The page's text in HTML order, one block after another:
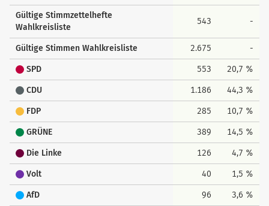
Gültige Stimmzettelhefte
Wahlkreisliste
543 -
Gültige Stimmen Wahlkreisliste 2.675 -
SPD 553 20,7 %
CDU 1.186 44,3 %
FDP 285 10,7 %
GRÜNE 389 14,5 %
Die Linke 126 4,7 %
Volt 40 1,5 %
AfD 96 3,6 %